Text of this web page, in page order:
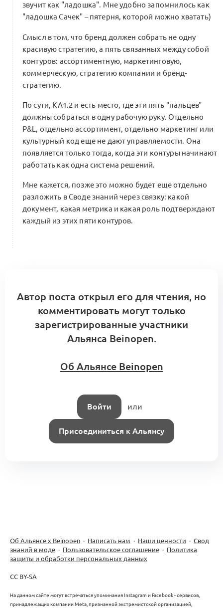
звучит как "ладошка". Мне удобно запомнилось как
"ладошка Сачек" – пятерня, которой можно хватать)
Смысл в том, что бренд должен собрать не одну
красивую стратегию, а пять связанных между собой
контуров: ассортиментную, маркетинговую,
коммерческую, стратегию компании и бренд-
стратегию.
По сути, KA1.2 и есть место, где эти пять "пальцев"
должны собраться в одну рабочую руку. Отдельно
P&L, отдельно ассортимент, отдельно маркетинг или
культурный код еще не дают управляемости. Она
появляется только тогда, когда эти контуры начинают
работать как одна система решений.
Мне кажется, позже это можно будет еще отдельно
разложить в Своде знаний через связку: какой
документ, какая метрика и какая роль подтверждают
каждый из этих пяти контуров.
Автор поста открыл его для чтения, но
комментировать могут только
зарегистрированные участники
Альянса Beinopen.
Об Альянсе Beinopen
Войти или
Присоединиться к Альянсу
Об Альянсе х Beinopen · Написать нам · Наши ценности · Свод
знаний в моде · Пользовательское соглашение · Политика
защиты и обработки персональных данных
CC BY-SA
На данном сайте могут встречаться упоминания Instagram и Facebook - сервисов,
принадлежащих компании Meta, признанной экстремистской организацией,